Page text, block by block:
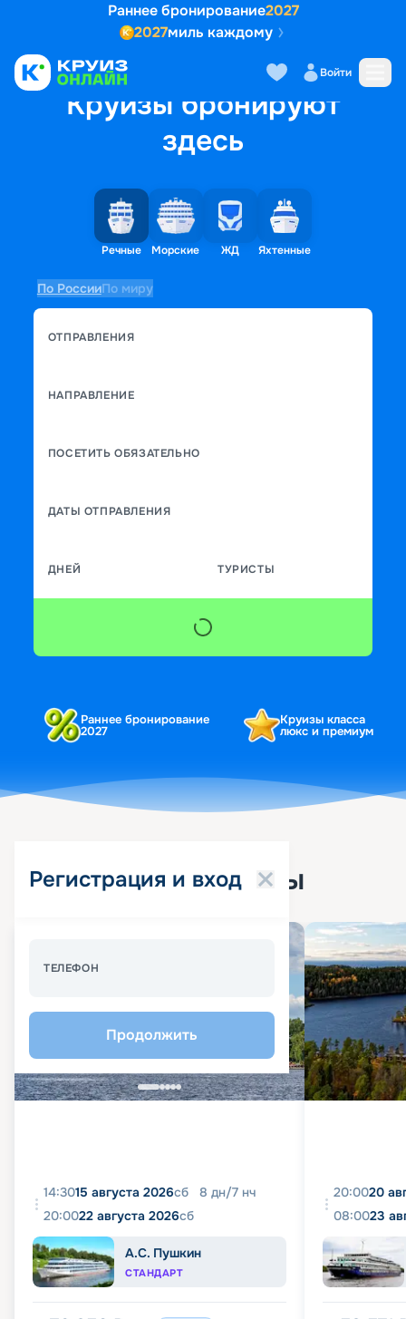
Раннее бронирование2027
2027миль каждому
Войти
Круизы бронируют
здесь
Речные Морские ЖД Яхтенные
По РоссииПо миру
ОТПРАВЛЕНИЯ
НАПРАВЛЕНИЕ
ПОСЕТИТЬ ОБЯЗАТЕЛЬНО
ДАТЫ ОТПРАВЛЕНИЯ
ДНЕЙ ТУРИСТЫ
Раннее бронирование
2027
Круизы класса
люкс и премиум
Регистрация и вход
ТЕЛЕФОН
Продолжить
Популярные круизы
14:3015 августа 2026сб 8 дн/7 нч
20:0022 августа 2026сб
А.С. Пушкин
СТАНДАРТ
20:0020
08:0023